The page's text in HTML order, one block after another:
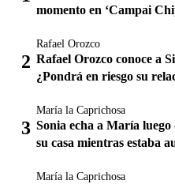
momento en ‘Campai
Rafael Orozco
Rafael Orozco conoce a
¿Pondrá en riesgo su
María la Caprichosa
Sonia echa a María
su casa mientras estaba
María la Caprichosa